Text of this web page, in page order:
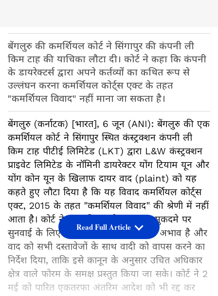
बेंगलुरु की कमर्शियल कोर्ट ने सिंगापुर की कंपनी ली
किम टाह की याचिका लौटा दी। कोर्ट ने कहा कि कंपनी
के डायरेक्टर्स द्वारा अपने कर्तव्यों का कथित रूप से
उल्लंघन करना कमर्शियल कोर्ट्स एक्ट के तहत
"कमर्शियल विवाद" नहीं माना जा सकता है।
बेंगलुरु (कर्नाटक) [भारत], 6 जून (ANI): बेंगलुरु की एक
कमर्शियल कोर्ट ने सिंगापुर स्थित कंस्ट्रक्शन कंपनी ली
किम टाह पीटीई लिमिटेड (LKT) द्वारा L&W कंस्ट्रक्शन
प्राइवेट लिमिटेड के नॉमिनी डायरेक्टर योंग टियाम यून और
योंग कोन यून के खिलाफ दायर वाद (plaint) को यह
कहते हुए लौटा दिया है कि यह विवाद कमर्शियल कोर्ट्स
एक्ट, 2015 के तहत "कमर्शियल विवाद" की श्रेणी में नहीं
आता है। कोर्ट ने माना कि उसके पास इस मुकदमे पर
सुनवाई के लिए विषय-वस्तु क्षेत्राधिकार का अभाव है और
वाद को सभी दस्तावेजों के साथ वादी को वापस करने का
निर्देश दिया, ताकि इसे कानून के अनुसार उचित अधिकार
क्षेत्र वाले फोरम के समक्ष प्रस्तुत किया जा सके। कोर्ट ने 2
मई को पारित एकतरफा अंतरिम आदेश को भी रद्द कर
Read Full Article